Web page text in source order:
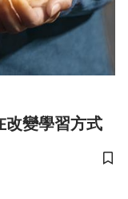
改變學習方式
儲